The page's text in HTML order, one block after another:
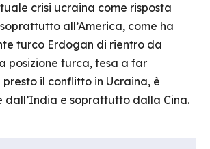
crisi ucraina come risposta
all’America, come ha
turco Erdogan di rientro da
posizione turca, tesa a far
il conflitto in Ucraina, è
dall’India e soprattutto dalla Cina.